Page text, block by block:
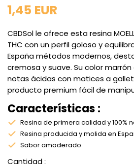
1,45 EUR
CBDSol le ofrece esta resina
THC con un perfil goloso y
España métodos modernos,
cremosa y suave. Su color
notas ácidas con matices a
producto premium fácil de
Características :
Resina de primera calidad y 100%
Resina producida y molida en
Sabor amaderado
Cantidad